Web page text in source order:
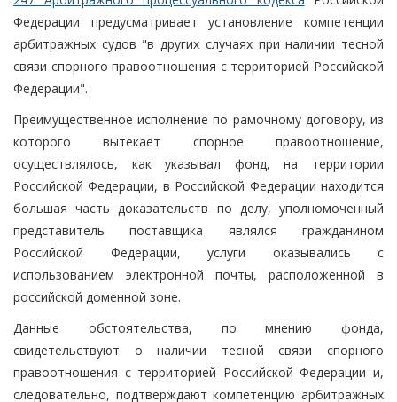
Федерации предусматривает установление компетенции
арбитражных судов "в других случаях при наличии тесной
связи спорного правоотношения с территорией Российской
Федерации".
Преимущественное исполнение по рамочному договору, из
которого вытекает спорное правоотношение,
осуществлялось, как указывал фонд, на территории
Российской Федерации, в Российской Федерации находится
большая часть доказательств по делу, уполномоченный
представитель поставщика являлся гражданином
Российской Федерации, услуги оказывались с
использованием электронной почты, расположенной в
российской доменной зоне.
Данные обстоятельства, по мнению фонда,
свидетельствуют о наличии тесной связи спорного
правоотношения с территорией Российской Федерации и,
следовательно, подтверждают компетенцию арбитражных